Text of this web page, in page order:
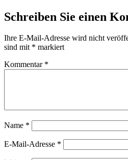
Schreiben Sie einen
Ihre E-Mail-Adresse wird nicht
sind mit * markiert
Kommentar *
Name *
E-Mail-Adresse *